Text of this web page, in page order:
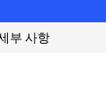
부 사항